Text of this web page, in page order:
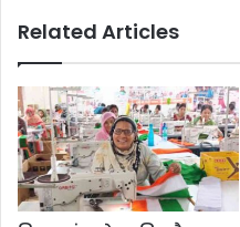
Related Articles